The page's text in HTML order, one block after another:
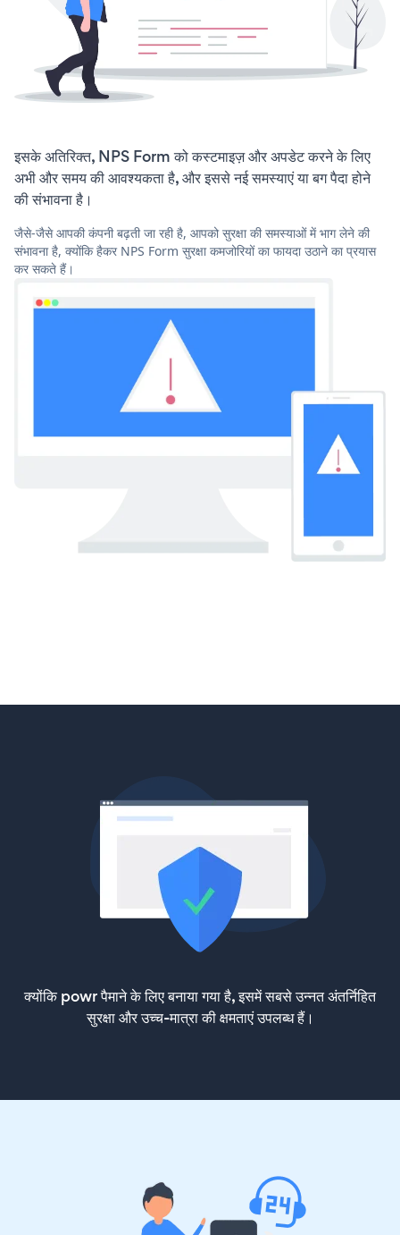
इसके अतिरिक्त, NPS Form को कस्टमाइज़ और अपडेट करने के लिए
अभी और समय की आवश्यकता है, और इससे नई समस्याएं या बग पैदा होने
की संभावना है।
जैसे-जैसे आपकी कंपनी बढ़ती जा रही है, आपको सुरक्षा की समस्याओं में भाग लेने की
संभावना है, क्योंकि हैकर NPS Form सुरक्षा कमजोरियों का फायदा उठाने का प्रयास
कर सकते हैं।
क्योंकि powr पैमाने के लिए बनाया गया है, इसमें सबसे उन्नत अंतर्निहित
सुरक्षा और उच्च-मात्रा की क्षमताएं उपलब्ध हैं।